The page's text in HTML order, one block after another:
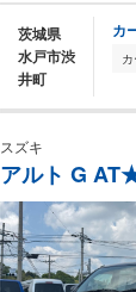
茨城県
水戸市渋
井町
カ
スズキ
アルト G